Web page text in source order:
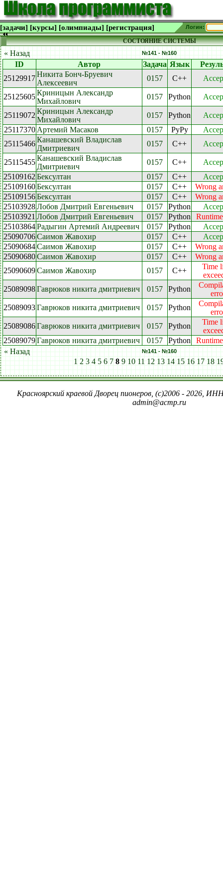
[задачи] [курсы] [олимпиады] [регистрация] Логин:
СОСТОЯНИЕ СИСТЕМЫ
« Назад №141 - №160
ID Автор Задача Язык
25129917Никита Бонч-Бруевич
Алексеевич
0157 C++
25125605Криницын Александр
Михайлович
0157 Python
25119072 Криницын Александр
Михайлович
0157 Python
25117370 Артемий Масаков 0157 PyPy
25115466 Канашевский Владислав
Дмитриевич
0157 C++
25115455 Канашевский Владислав
Дмитриевич
0157 C++
25109162 Бексултан 0157 C++
25109160Бексултан 0157 C++
Wrong
25109156Бексултан 0157 C++
Wrong
25103928Лобов Дмитрий Евгеньевич 0157 Python
25103921 Лобов Дмитрий Евгеньевич 0157 Python
25103864Радыгин Артемий Андреевич 0157 Python
25090706Саимов Жавохир 0157 C++
25090684Саимов Жавохир 0157 C++
Wrong
25090680Саимов Жавохир 0157 C++
Wrong
25090609Саимов Жавохир 0157 C++
Time
25089098Гаврюков никита дмитриевич 0157 Python
25089093Гаврюков никита дмитриевич 0157 Python
25089086Гаврюков никита дмитриевич 0157 Python
Time
25089079Гаврюков никита дмитриевич 0157 Python
« Назад
№141 - №160
1 2 3 4 5 6 7 8 9 10 11 12 13 14 15 16 17 18
Красноярский краевой Дворец пионеров, (c)2006 - 2026,
admin@acmp.ru